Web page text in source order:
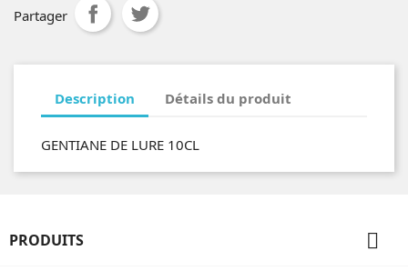
Partager
Description Détails du produit
GENTIANE DE LURE 10CL
PRODUITS 